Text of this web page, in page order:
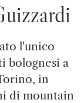
l'unico
bolognesi a
in
di mountain